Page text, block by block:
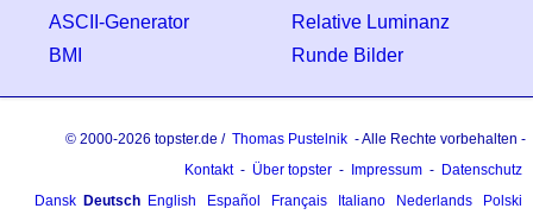
ASCII-Generator
Relative Luminanz
BMI
Runde Bilder
© 2000-2026 topster.de / Thomas Pustelnik - Alle Rechte vorbehalten -
Kontakt - Über topster - Impressum - Datenschutz
Dansk Deutsch English Español Français Italiano Nederlands
Polski